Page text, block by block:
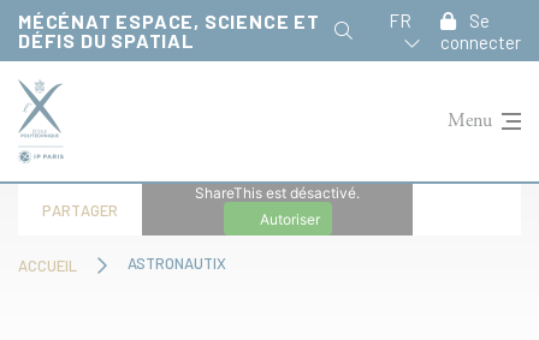
MÉCÉNAT ESPACE, SCIENCE ET
DÉFIS DU SPATIAL
FR
Se
connecter
Menu
ACCUEIL ASTRONAUTIX
PARTAGER
ShareThis est désactivé.
Autoriser
Panneau de gestion des cookies